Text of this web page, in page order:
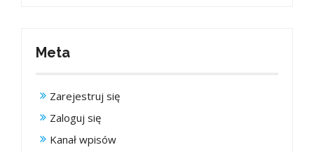
Meta
Zarejestruj się
Zaloguj się
Kanał wpisów